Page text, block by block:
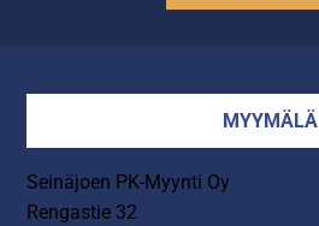
MYYMÄLÄ
Seinäjoen PK-Myynti Oy
Rengastie 32